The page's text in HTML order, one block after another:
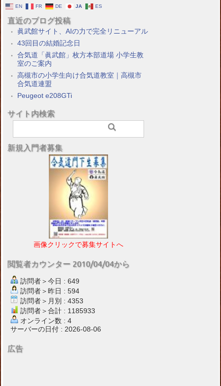
EN FR DE JA ES
直近のブログ投稿
眞武館サイト、AIの力で完全リニューアル
43回目の結婚記念日
合気道「眞武館」枚方本部道場 小学生教
室のご案内
高槻市の小学生向け合気道教室｜高槻市
合気道連盟
Peugeot e208GTi
サイト内検索
新規入門者募集
画像クリックで募集サイトへ
閲覧者カウンター 2010/04/04から
訪問者＞今日 : 649
訪問者＞昨日 : 594
訪問者＞月別 : 4353
訪問者＞合計 : 1185933
オンライン数 : 4
サーバーの日付 : 2026-08-06
広告